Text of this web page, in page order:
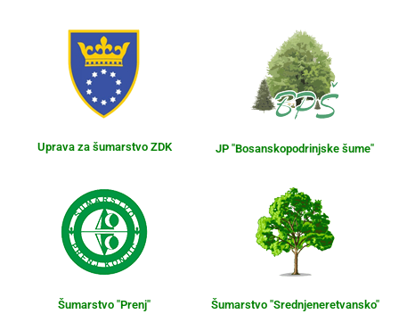
Uprava za šumarstvo ZDK JP "Bosanskopodrinjske šume"
Šumarstvo "Prenj" Šumarstvo "Srednjeneretvansko"